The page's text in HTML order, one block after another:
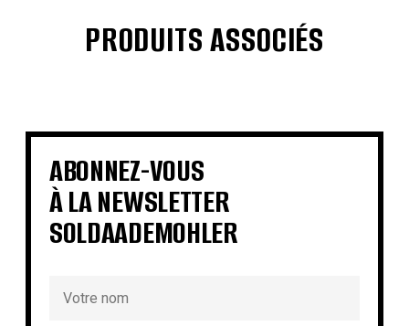
PRODUITS ASSOCIÉS
€ €
€ € €
€
ABONNEZ-VOUS
À LA NEWSLETTER
SOLDAADEMOHLER